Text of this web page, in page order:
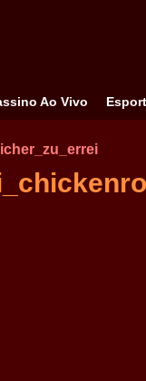
Ao Vivo